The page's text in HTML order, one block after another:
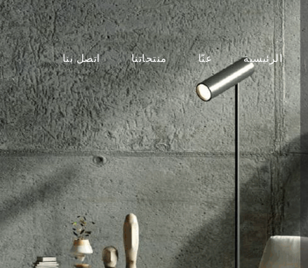
الرئيسية عنّا منتجاتنا اتصل بنا